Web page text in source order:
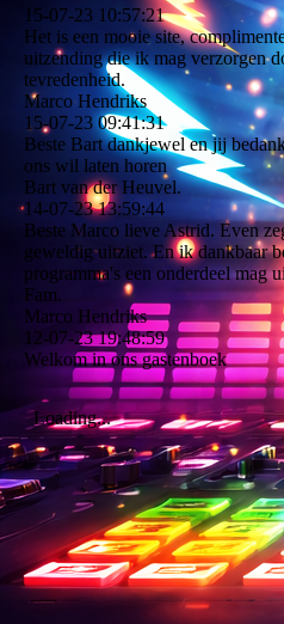
15-07-23 10:57:21
Het is een mooie site,
uitzending die ik mag verzorgen
tevredenheid.
Marco Hendriks
15-07-23 09:41:31
Beste Bart dankjewel en jij
ons wil laten horen
Bart van der Heuvel.
14-07-23 13:59:44
Beste Marco lieve Astrid. Even
geweldig uitziet. En ik dankbaar
programma's een onderdeel mag
Fam.
Marco Hendriks
12-07-23 19:48:59
Welkom in ons gastenboek